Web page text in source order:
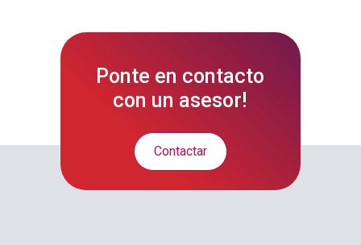
Ponte en contacto
con un asesor!
Contactar